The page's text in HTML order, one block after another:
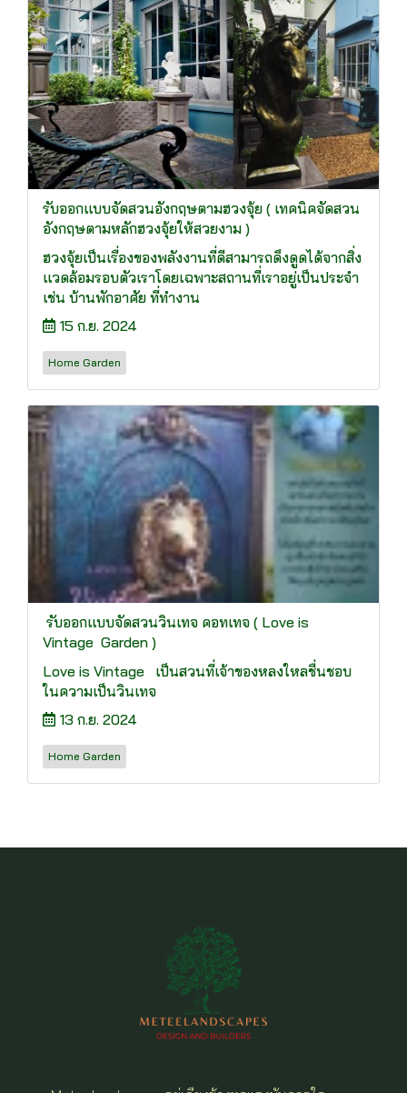
รับออกแบบจัดสวนอังกฤษตามฮวงจุ้ย ( เทคนิคจัดสวน
อังกฤษตามหลักฮวงจุ้ยให้สวยงาม )
ฮวงจุ้ยเป็นเรื่องของพลังงานที่ดีสามารถดึงดูดได้จากสิ่ง
แวดล้อมรอบตัวเราโดยเฉพาะสถานที่เราอยู่เป็นประจำ
เช่น บ้านพักอาศัย ที่ทำงาน
15 ก.ย. 2024
Home Garden
รับออกแบบจัดสวนวินเทจ คอทเทจ ( Love is
Vintage Garden )
Love is Vintage เป็นสวนที่เจ้าของหลงใหลชื่นชอบ
ในความเป็นวินเทจ
13 ก.ย. 2024
Home Garden